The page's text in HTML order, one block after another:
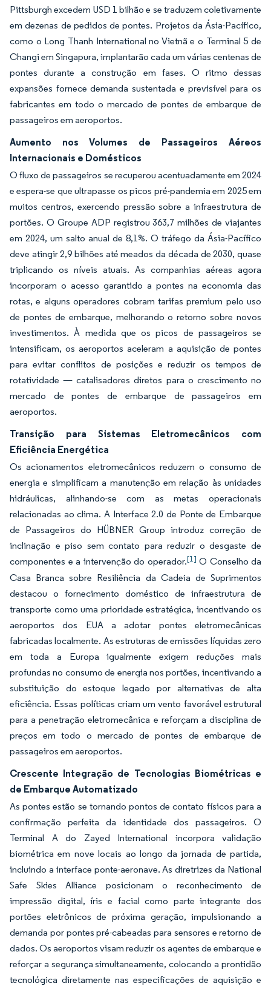
Pittsburgh excedem USD 1 bilhão e se traduzem coletivamente
em dezenas de pedidos de pontes. Projetos da Ásia-Pacífico,
como o Long Thanh International no Vietnã e o Terminal 5 de
Changi em Singapura, implantarão cada um várias centenas de
pontes durante a construção em fases. O ritmo dessas
expansões fornece demanda sustentada e previsível para os
fabricantes em todo o mercado de pontes de embarque de
passageiros em aeroportos.
Aumento nos Volumes de Passageiros Aéreos
Internacionais e Domésticos
O fluxo de passageiros se recuperou acentuadamente em 2024
e espera-se que ultrapasse os picos pré-pandemia em 2025 em
muitos centros, exercendo pressão sobre a infraestrutura de
portões. O Groupe ADP registrou 363,7 milhões de viajantes
em 2024, um salto anual de 8,1%. O tráfego da Ásia-Pacífico
deve atingir 2,9 bilhões até meados da década de 2030, quase
triplicando os níveis atuais. As companhias aéreas agora
incorporam o acesso garantido a pontes na economia das
rotas, e alguns operadores cobram tarifas premium pelo uso
de pontes de embarque, melhorando o retorno sobre novos
investimentos. À medida que os picos de passageiros se
intensificam, os aeroportos aceleram a aquisição de pontes
para evitar conflitos de posições e reduzir os tempos de
rotatividade — catalisadores diretos para o crescimento no
mercado de pontes de embarque de passageiros em
aeroportos.
Transição para Sistemas Eletromecânicos com
Eficiência Energética
Os acionamentos eletromecânicos reduzem o consumo de
energia e simplificam a manutenção em relação às unidades
hidráulicas, alinhando-se com as metas operacionais
relacionadas ao clima. A Interface 2.0 de Ponte de Embarque
de Passageiros do HÜBNER Group introduz correção de
inclinação e piso sem contato para reduzir o desgaste de
componentes e a intervenção do operador.[1] O Conselho da
Casa Branca sobre Resiliência da Cadeia de Suprimentos
destacou o fornecimento doméstico de infraestrutura de
transporte como uma prioridade estratégica, incentivando os
aeroportos dos EUA a adotar pontes eletromecânicas
fabricadas localmente. As estruturas de emissões líquidas zero
em toda a Europa igualmente exigem reduções mais
profundas no consumo de energia nos portões, incentivando a
substituição do estoque legado por alternativas de alta
eficiência. Essas políticas criam um vento favorável estrutural
para a penetração eletromecânica e reforçam a disciplina de
preços em todo o mercado de pontes de embarque de
passageiros em aeroportos.
Crescente Integração de Tecnologias Biométricas e
de Embarque Automatizado
As pontes estão se tornando pontos de contato físicos para a
confirmação perfeita da identidade dos passageiros. O
Terminal A do Zayed International incorpora validação
biométrica em nove locais ao longo da jornada de partida,
incluindo a interface ponte-aeronave. As diretrizes da National
Safe Skies Alliance posicionam o reconhecimento de
impressão digital, íris e facial como parte integrante dos
portões eletrônicos de próxima geração, impulsionando a
demanda por pontes pré-cabeadas para sensores e retorno de
dados. Os aeroportos visam reduzir os agentes de embarque e
reforçar a segurança simultaneamente, colocando a prontidão
tecnológica diretamente nas especificações de aquisição e